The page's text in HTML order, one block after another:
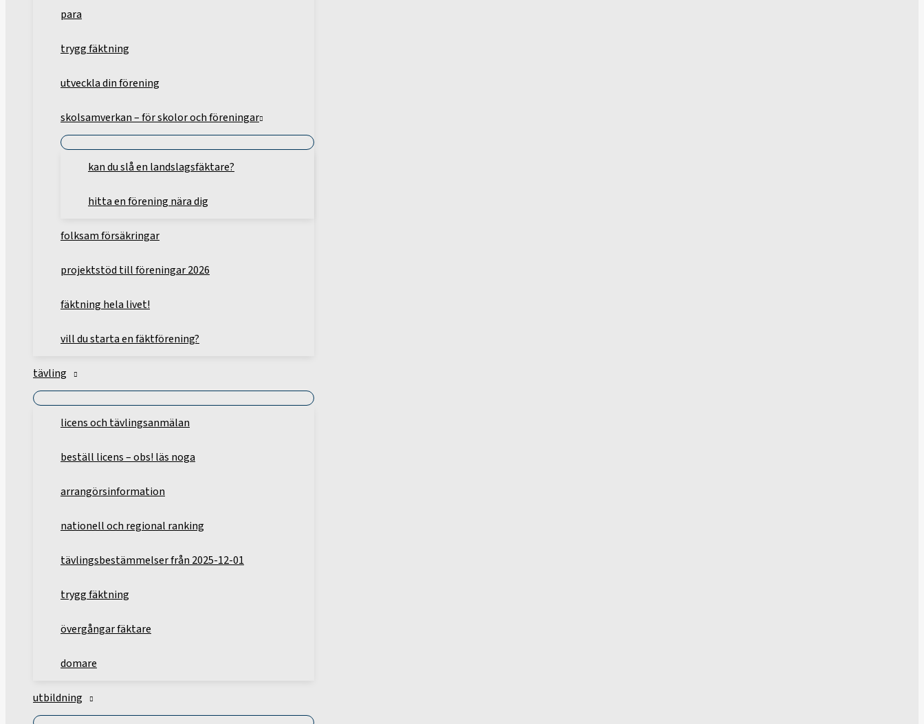
para
trygg fäktning
utveckla din förening
skolsamverkan – för skolor och föreningar
kan du slå en landslagsfäktare?
hitta en förening nära dig
folksam försäkringar
projektstöd till föreningar 2026
fäktning hela livet!
vill du starta en fäktförening?
tävling
licens och tävlingsanmälan
beställ licens – obs! läs noga
arrangörsinformation
nationell och regional ranking
tävlingsbestämmelser från 2025-12-01
trygg fäktning
övergångar fäktare
domare
utbildning